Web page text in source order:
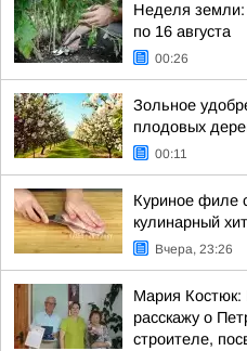
Неделя земли:
по 16 августа
00:26
Зольное
плодовых
00:11
Куриное филе
кулинарный хит
Вчера, 23:26
Мария Костюк:
расскажу о
строителе,